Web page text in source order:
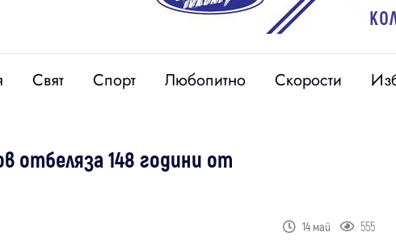
Свят Спорт Любопитно Скорости
отбеляза 148 години от
14 май 555